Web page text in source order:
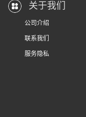
关于我们
公司介绍
联系我们
服务隐私